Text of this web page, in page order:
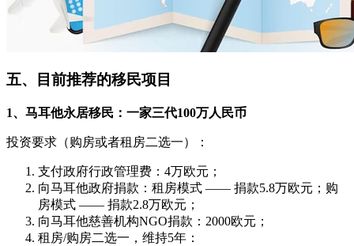
五、目前推荐的移民项目
1、马耳他永居移民：一家三代100万人民币
投资要求（购房或者租房二选一）：
支付政府行政管理费：4万欧元；
向马耳他政府捐款：租房模式 —— 捐款5.8万欧元；购
房模式 —— 捐款2.8万欧元；
向马耳他慈善机构NGO捐款：2000欧元；
租房/购房二选一，维持5年：